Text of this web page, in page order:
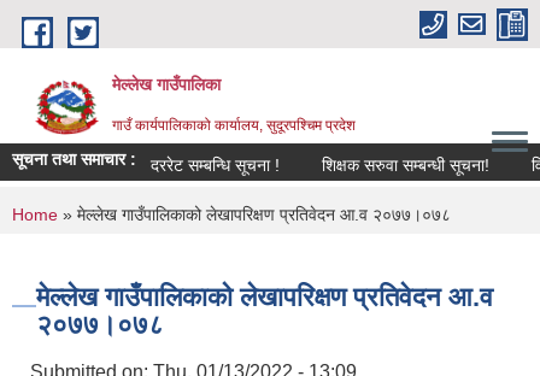
Skip to main content
मेल्लेख गाउँपालिका
गाउँ कार्यपालिकाको कार्यालय, सुदूरपश्चिम प्रदेश
सूचना तथा समाचार :दररेट सम्बन्धि सूचना ! शिक्षक सरुवा सम्बन्धी सूचना! विपद्
You are here
Home » मेल्लेख गाउँपालिकाको लेखापरिक्षण प्रतिवेदन आ.व २०७७।०७८
मेल्लेख गाउँपालिकाको लेखापरिक्षण प्रतिवेदन आ.व
२०७७।०७८